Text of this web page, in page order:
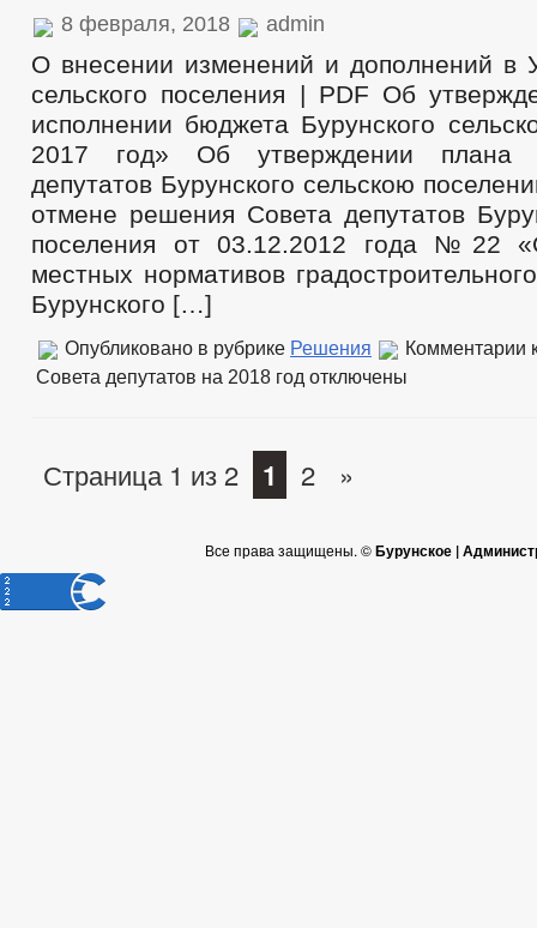
8 февраля, 2018 admin
О внесении изменений и дополнений в
сельского поселения | PDF Об
исполнении бюджета Бурунского
2017 год» Об утверждении плана
депутатов Бурунского сельскою
отмене решения Совета депутатов
поселения от 03.12.2012 года №22
местных нормативов
Бурунского […]
Опубликовано в рубрике Решения Комментарии
Совета депутатов на 2018 год отключены
Страница 1 из 2 1 2 »
Все права защищены. ©Бурунское |